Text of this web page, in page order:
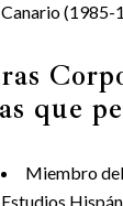
Canario (1985-
que
Miembro
Estudios